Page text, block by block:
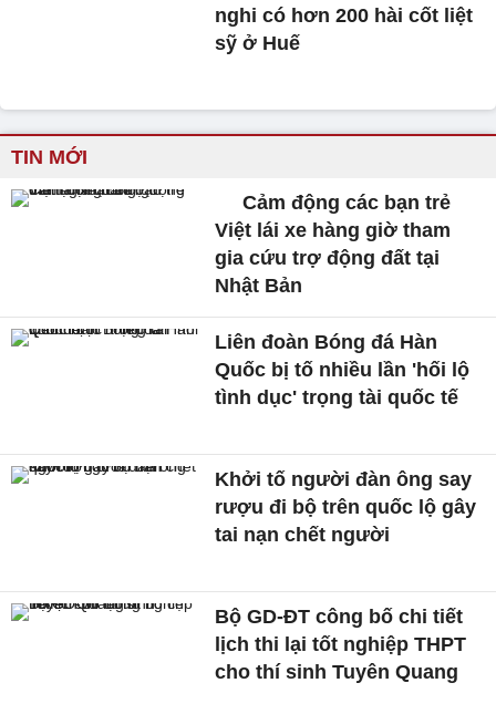
nghi có hơn 200 hài cốt liệt
sỹ ở Huế
TIN MỚI
Cảm động các bạn trẻ
Việt lái xe hàng giờ tham
gia cứu trợ động đất tại
Nhật Bản
Liên đoàn Bóng đá Hàn
Quốc bị tố nhiều lần 'hối lộ
tình dục' trọng tài quốc tế
Khởi tố người đàn ông say
rượu đi bộ trên quốc lộ gây
tai nạn chết người
Bộ GD-ĐT công bố chi tiết
lịch thi lại tốt nghiệp THPT
cho thí sinh Tuyên Quang